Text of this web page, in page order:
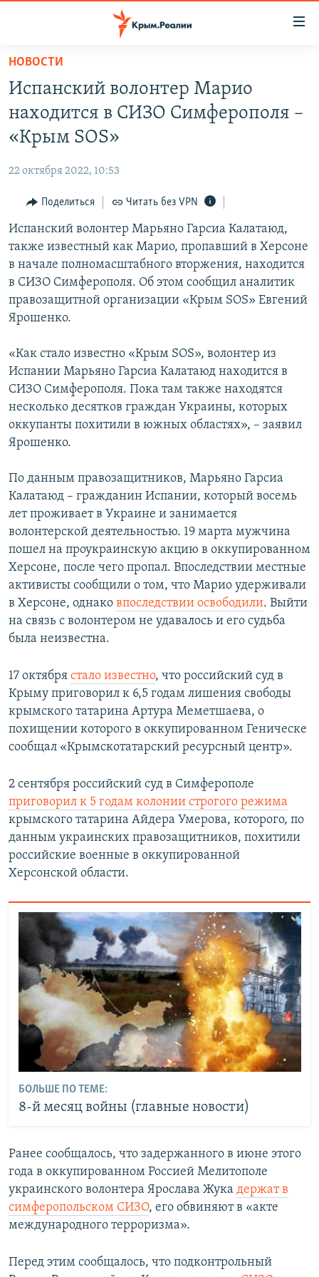
Вернуться
основному
содержанию
Вернутся
главной
навигации
Вернутся
поиску
ГРУЗ 200
11 ЛЕТ ОККУПАЦИИ КРЫМА. 11 ИСТОРИЙ СОПРОТИВЛЕНИЯ
ВОДА
ЕЩЕ
ИНТЕРАКТИВ
ИНФОГРАФИКА
СОВЕТЫ ПРАВОЗАЩИТНИКОВ
ПРОПАВШИЕ БЕЗ ВЕСТИ
КРЫМ.НЕПОКОРЕННЫЙ
ELIFBE
УКРАИНСКАЯ ПРОБЛЕМА КРЫМА
РАДІО СВОБОДА
КАК ОБОЙТИ БЛОКИРОВКУ
Українською
Все сайты RFE/RL
НОВОСТИ
Испанский волонтер Марио
находится в СИЗО Симферополя –
«Крым SOS»
22 октября 2022, 10:53
Поделиться Читать без VPN
Испанский волонтер Марьяно Гарсиа Калатаюд,
также известный как Марио, пропавший в Херсоне
в начале полномасштабного вторжения, находится
в СИЗО Симферополя. Об этом сообщил аналитик
правозащитной организации «Крым SOS» Евгений
Ярошенко.
«Как стало известно «Крым SOS», волонтер из
Испании Марьяно Гарсиа Калатаюд находится в
СИЗО Симферополя. Пока там также находятся
несколько десятков граждан Украины, которых
оккупанты похитили в южных областях», – заявил
Ярошенко.
По данным правозащитников, Марьяно Гарсиа
Калатаюд – гражданин Испании, который восемь
лет проживает в Украине и занимается
волонтерской деятельностью. 19 марта мужчина
пошел на проукраинскую акцию в оккупированном
Херсоне, после чего пропал. Впоследствии местные
активисты сообщили о том, что Марио удерживали
в Херсоне, однако впоследствии освободили. Выйти
на связь с волонтером не удавалось и его судьба
была неизвестна.
17 октября стало известно, что российский суд в
Крыму приговорил к 6,5 годам лишения свободы
крымского татарина Артура Меметшаева, о
похищении которого в оккупированном Геническе
сообщал «Крымскотатарский ресурсный центр».
2 сентября российский суд в Симферополе
приговорил к 5 годам колонии строгого режима
крымского татарина Айдера Умерова, которого, по
данным украинских правозащитников, похитили
российские военные в оккупированной
Херсонской области.
БОЛЬШЕ ПО ТЕМЕ:
8-й месяц войны (главные новости)
Ранее сообщалось, что задержанного в июне этого
года в оккупированном Россией Мелитополе
украинского волонтера Ярослава Жука держат в
симферопольском СИЗО, его обвиняют в «акте
международного терроризма».
Перед этим сообщалось, что подконтрольный